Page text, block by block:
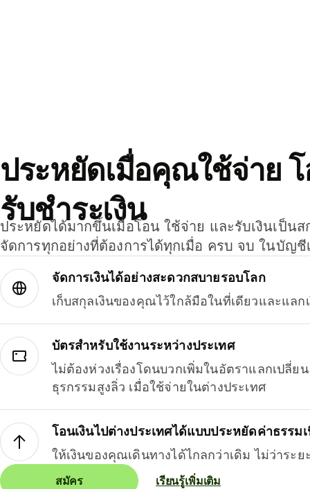
ประหยัดเมื่อคุณใช้จ่าย โ
รับชำระเงิน
ประหยัดได้มากขึ้นเมื่อโอน ใช้จ่าย และรับเงินเป็น
จัดการทุกอย่างที่ต้องการได้ทุกเมื่อ ครบ จบ ในบัญชี
จัดการเงินได้อย่างสะดวกสบายรอบโลก
เก็บสกุลเงินของคุณไว้ใกล้มือในที่เดียวและแลก
บัตรสำหรับใช้งานระหว่างประเทศ
ไม่ต้องห่วงเรื่องโดนบวกเพิ่มในอัตราแลกเปลี่ย
ธุรกรรมสูงลิ่ว เมื่อใช้จ่ายในต่างประเทศ
โอนเงินไปต่างประเทศได้แบบประหยัดค่าธรรม
ให้เงินของคุณเดินทางได้ไกลกว่าเดิม ไม่ว่าระย
สมัคร เรียนรู้เพิ่มเติม